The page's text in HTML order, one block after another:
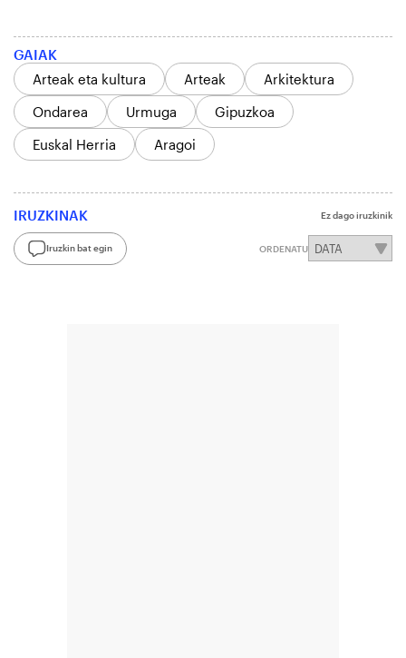
GAIAK
Arteak eta kultura
Arteak
Arkitektura
Ondarea
Urmuga
Gipuzkoa
Euskal Herria
Aragoi
IRUZKINAK Ez dago iruzkinik
Iruzkin bat egin ORDENATU